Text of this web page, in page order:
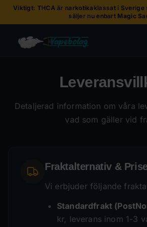
Viktigt: THCA är narkotikaklassat i Sverige
säljer nu enbart Magic
Detaljerad information om våra
vad som gäller vid
Fraktalternativ &
Vi erbjuder följande
Standardfrakt
kr, leverans inom 1-3